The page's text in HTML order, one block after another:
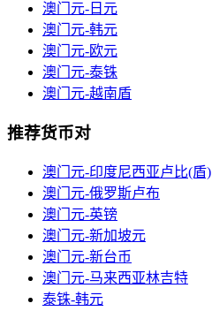
澳门元-日元
澳门元-韩元
澳门元-欧元
澳门元-泰铢
澳门元-越南盾
推荐货币对
澳门元-印度尼西亚卢比(盾)
澳门元-俄罗斯卢布
澳门元-英镑
澳门元-新加坡元
澳门元-新台币
澳门元-马来西亚林吉特
泰铢-韩元